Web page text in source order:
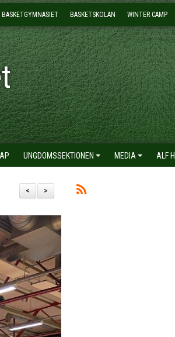
BASKETGYMNASIET BASKETSKOLAN WINTER CAMP
UNGDOMSSEKTIONEN MEDIA ALF
>
<